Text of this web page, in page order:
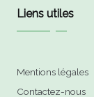
Liens utiles
Mentions légales
Contactez-nous